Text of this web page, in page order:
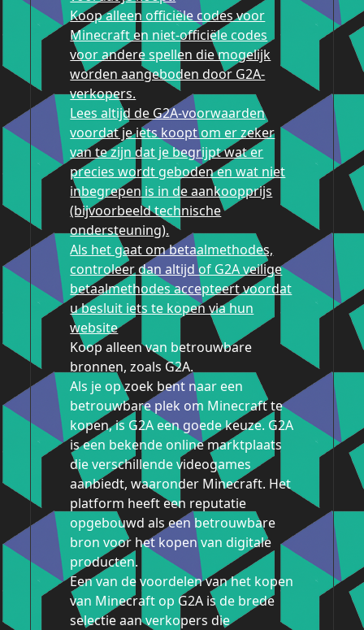
Koop alleen officiële codes voor
Minecraft en niet-officiële codes
voor andere spellen die mogelijk
worden aangeboden door G2A-
verkopers.
Lees altijd de G2A-voorwaarden
voordat je iets koopt om er zeker
van te zijn dat je begrijpt wat er
precies wordt geboden en wat niet
inbegrepen is in de aankoopprijs
(bijvoorbeeld technische
ondersteuning).
Als het gaat om betaalmethodes,
controleer dan altijd of G2A veilige
betaalmethodes accepteert voordat
u besluit iets te kopen via hun
website
Koop alleen van betrouwbare
bronnen, zoals G2A.
Als je op zoek bent naar een
betrouwbare plek om Minecraft te
kopen, is G2A een goede keuze. G2A
is een bekende online marktplaats
die verschillende videogames
aanbiedt, waaronder Minecraft. Het
platform heeft een reputatie
opgebouwd als een betrouwbare
bron voor het kopen van digitale
producten.
Een van de voordelen van het kopen
van Minecraft op G2A is de brede
selectie aan verkopers die